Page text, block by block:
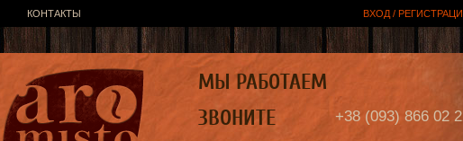
КОНТАКТЫ ВХОД /
+38 (093) 866 02
МЫ РАБОТАЕМ
ЗВОНИТЕ